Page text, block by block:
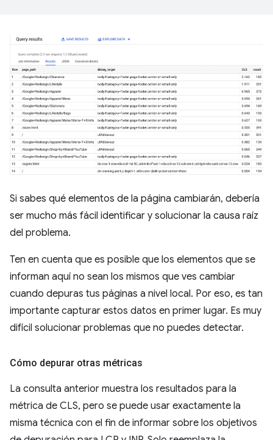
Si sabes qué elementos de la página cambiarán, debería
ser mucho más fácil identificar y solucionar la causa raíz
del problema.
Ten en cuenta que es posible que los elementos que se
informan aquí no sean los mismos que ves cambiar
cuando depuras tus páginas a nivel local. Por eso, es tan
importante capturar estos datos en primer lugar. Es muy
difícil solucionar problemas que no puedes detectar.
Cómo depurar otras métricas
La consulta anterior muestra los resultados para la
métrica de CLS, pero se puede usar exactamente la
misma técnica con el fin de informar sobre los objetivos